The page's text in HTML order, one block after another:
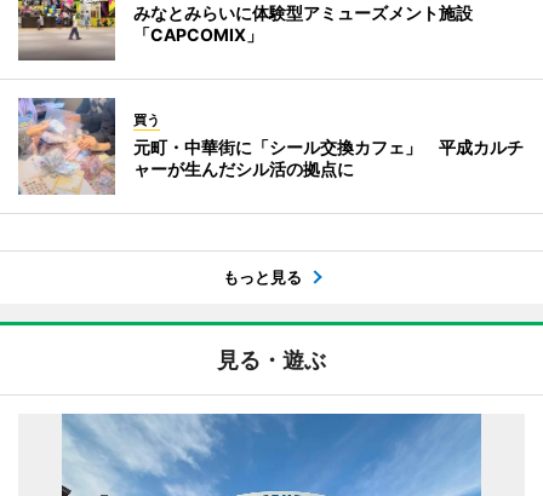
みなとみらいに体験型アミューズメント施設
「CAPCOMIX」
買う
元町・中華街に「シール交換カフェ」 平成カルチ
ャーが生んだシル活の拠点に
もっと見る
見る・遊ぶ